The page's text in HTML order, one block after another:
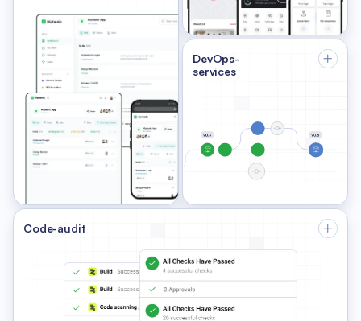
Code-audit
DevOps-
services